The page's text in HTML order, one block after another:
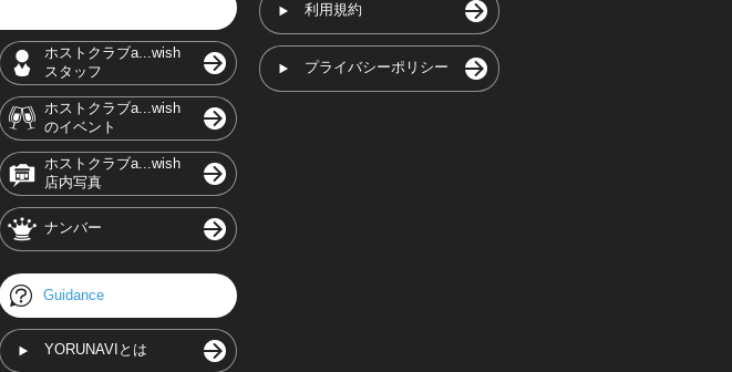
ホストクラブa...wish
スタッフ
ホストクラブa...wish
のイベント
ホストクラブa...wish
店内写真
ナンバー
Guidance
YORUNAVIとは
利用規約
プライバシーポリシー